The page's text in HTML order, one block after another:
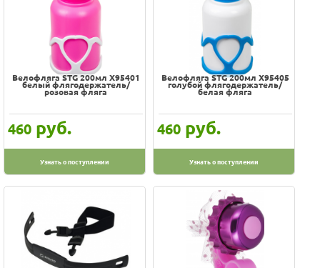
Велофляга STG 200мл Х95401
белый флягодержатель/
розовая фляга
460 руб.
Узнать о поступлении
Велофляга STG 200мл Х95405
голубой флягодержатель/
белая фляга
460 руб.
Узнать о поступлении